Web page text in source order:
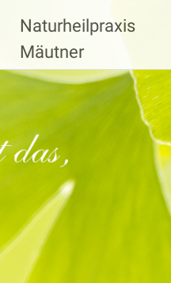
Inhalt
springen
Naturheilpraxis
Mäutner